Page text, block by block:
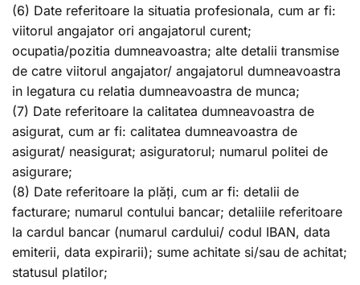
(6) Date referitoare la situatia profesionala, cum ar fi:
viitorul angajator ori angajatorul curent;
ocupatia/pozitia dumneavoastra; alte detalii transmise
de catre viitorul angajator/ angajatorul dumneavoastra
in legatura cu relatia dumneavoastra de munca;
(7) Date referitoare la calitatea dumneavoastra de
asigurat, cum ar fi: calitatea dumneavoastra de
asigurat/ neasigurat; asiguratorul; numarul politei de
asigurare;
(8) Date referitoare la plăți, cum ar fi: detalii de
facturare; numarul contului bancar; detaliile referitoare
la cardul bancar (numarul cardului/ codul IBAN, data
emiterii, data expirarii); sume achitate si/sau de achitat;
statusul platilor;